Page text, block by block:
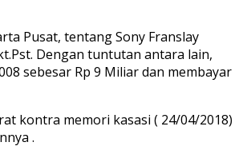
Pusat, tentang Sony Franslay
Dengan tuntutan antara lain,
sebesar Rp 9 Miliar dan membayar
kontra memori kasasi ( 24/04/2018)
.